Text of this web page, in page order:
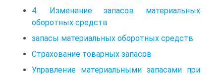
4. Изменение запасов материальных
оборотных средств
запасы материальных оборотных средств
Страхование товарных запасов
Управление материальными запасами при